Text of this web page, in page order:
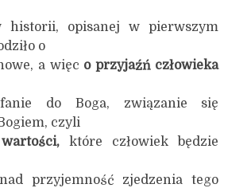
historii, opisanej w pierwszym
o
a więc o przyjaźń człowieka
do Boga, związanie się
czyli
które człowiek będzie
przyjemność zjedzenia tego